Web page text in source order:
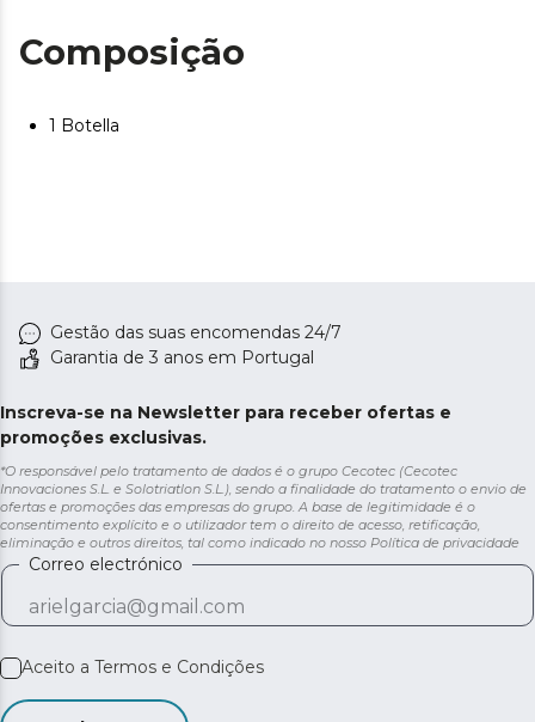
Composição
1 Botella
Gestão das suas encomendas 24/7
Garantia de 3 anos em Portugal
Inscreva-se na Newsletter para receber ofertas e
promoções exclusivas.
*O responsável pelo tratamento de dados é o grupo Cecotec (Cecotec
Innovaciones S.L. e Solotriatlon S.L.), sendo a finalidade do tratamento o envio de
ofertas e promoções das empresas do grupo. A base de legitimidade é o
consentimento explícito e o utilizador tem o direito de acesso, retificação,
eliminação e outros direitos, tal como indicado no nosso Política de privacidade
Correo electrónico
Aceito a Termos e Condições